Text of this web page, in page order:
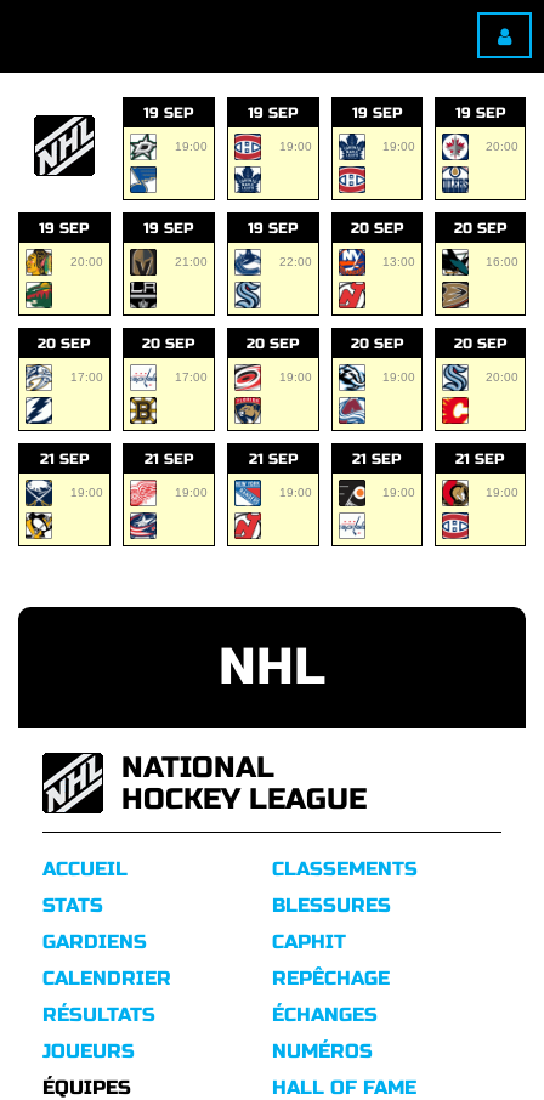
19 SEP
19:00
19 SEP
19:00
19 SEP
19:00
19 SEP
20:00
19 SEP
20:00
19 SEP
21:00
19 SEP
22:00
20 SEP
13:00
20 SEP
16:00
20 SEP
17:00
20 SEP
17:00
20 SEP
19:00
20 SEP
19:00
20 SEP
20:00
21 SEP
19:00
21 SEP
19:00
21 SEP
19:00
21 SEP
19:00
21 SEP
19:00
NHL
NATIONAL
HOCKEY LEAGUE
ACCUEIL
STATS
GARDIENS
CALENDRIER
RÉSULTATS
CLASSEMENTS
BLESSURES
CAPHIT
REPÊCHAGE
ÉCHANGES
JOUEURS
ÉQUIPES
NUMÉROS
HALL OF FAME